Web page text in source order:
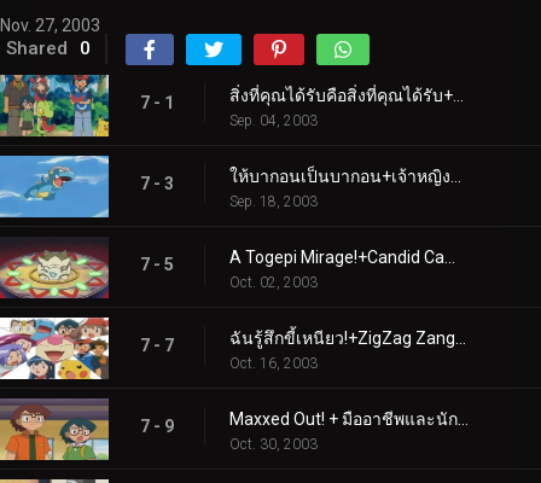
Nov. 27, 2003
Shared 0
7 - 1
Sep. 04, 2003
7 - 3
Sep. 18, 2003
7 - 5
Oct. 02, 2003
7 - 7
Oct. 16, 2003
7 - 9
Oct. 30, 2003